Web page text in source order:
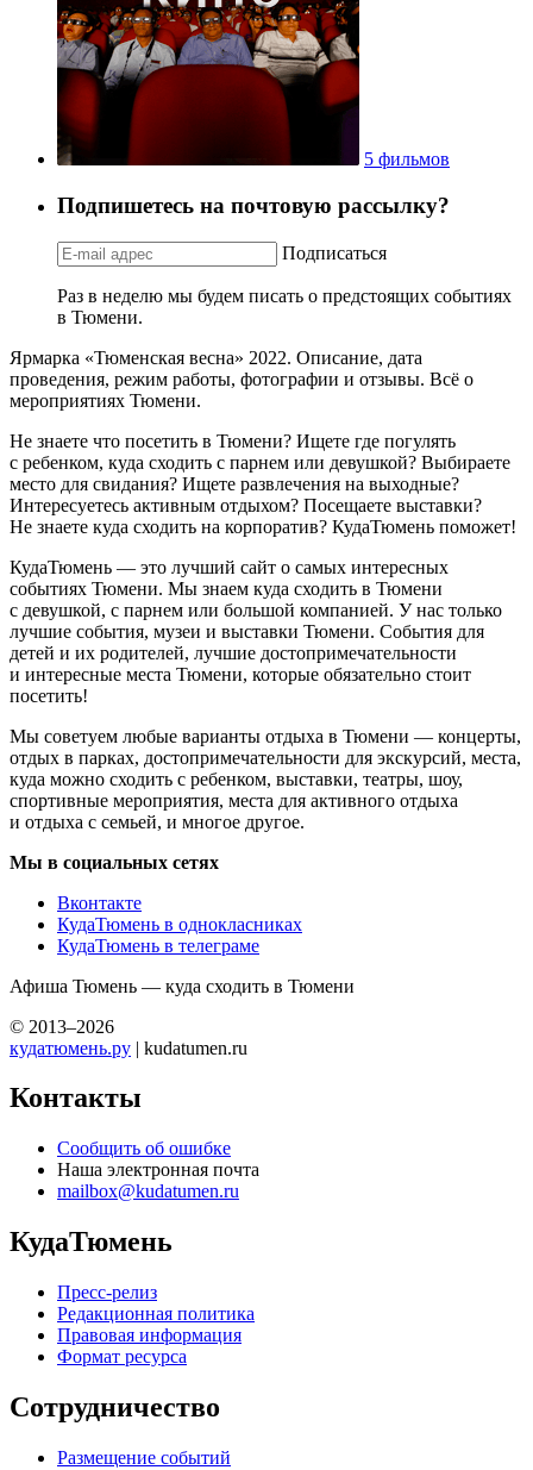
5 фильмов
Подпишетесь на почтовую рассылку?
Подписаться
Раз в неделю мы будем писать о предстоящих событиях
в Тюмени.
Ярмарка «Тюменская весна» 2022. Описание, дата
проведения, режим работы, фотографии и отзывы. Всё о
мероприятиях Тюмени.
Не знаете что посетить в Тюмени? Ищете где погулять
с ребенком, куда сходить с парнем или девушкой? Выбираете
место для свидания? Ищете развлечения на выходные?
Интересуетесь активным отдыхом? Посещаете выставки?
Не знаете куда сходить на корпоратив? КудаТюмень поможет!
КудаТюмень — это лучший сайт о самых интересных
событиях Тюмени. Мы знаем куда сходить в Тюмени
с девушкой, с парнем или большой компанией. У нас только
лучшие события, музеи и выставки Тюмени. События для
детей и их родителей, лучшие достопримечательности
и интересные места Тюмени, которые обязательно стоит
посетить!
Мы советуем любые варианты отдыха в Тюмени — концерты,
отдых в парках, достопримечательности для экскурсий, места,
куда можно сходить с ребенком, выставки, театры, шоу,
спортивные мероприятия, места для активного отдыха
и отдыха с семьей, и многое другое.
Мы в социальных сетях
Вконтакте
КудаТюмень в однокласниках
КудаТюмень в телеграме
Афиша Тюмень — куда сходить в Тюмени
© 2013–2026
кудатюмень.ру | kudatumen.ru
Контакты
Сообщить об ошибке
Наша электронная почта
mailbox@kudatumen.ru
КудаТюмень
Пресс-релиз
Редакционная политика
Правовая информация
Формат ресурса
Сотрудничество
Размещение событий